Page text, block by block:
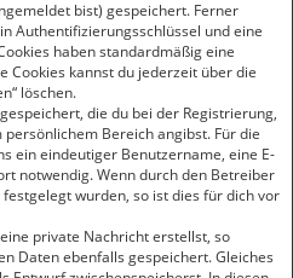
bist) gespeichert. Ferner
Authentifizierungsschlüssel und eine
haben standardmäßig eine
Cookies kannst du jederzeit über die
löschen.
die du bei der Registrierung,
Bereich angibst. Für die
ein eindeutiger Benutzername, eine E-
notwendig. Wenn durch den Betreiber
wurden, so ist dies für dich vor
private Nachricht erstellst, so
Daten ebenfalls gespeichert. Gleiches